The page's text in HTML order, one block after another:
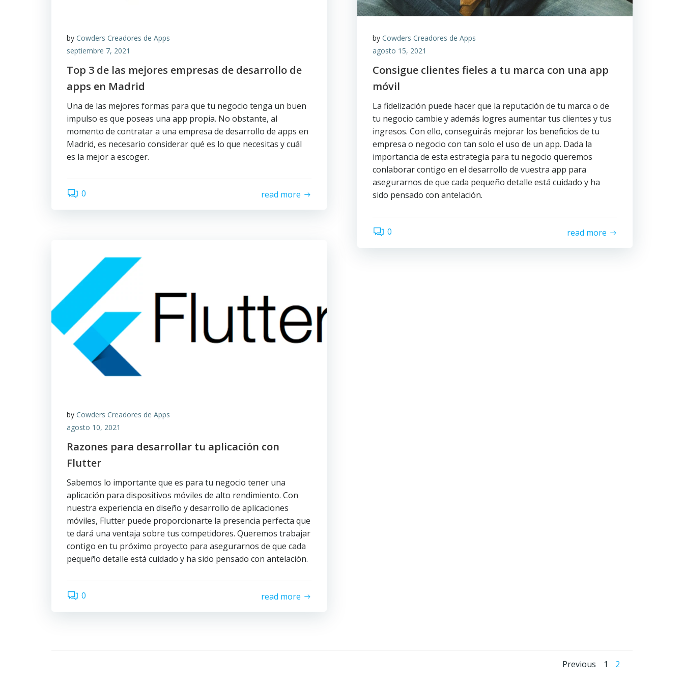
by Cowders Creadores de Apps
septiembre 7, 2021
Top 3 de las mejores empresas de desarrollo de
apps en Madrid
Una de las mejores formas para que tu negocio tenga un buen
impulso es que poseas una app propia. No obstante, al
momento de contratar a una empresa de desarrollo de apps en
Madrid, es necesario considerar qué es lo que necesitas y cuál
es la mejor a escoger.
0 read more
by Cowders Creadores de Apps
agosto 15, 2021
Consigue clientes fieles a tu marca con una app
móvil
La fidelización puede hacer que la reputación de tu marca o de
tu negocio cambie y además logres aumentar tus clientes y tus
ingresos. Con ello, conseguirás mejorar los beneficios de tu
empresa o negocio con tan solo el uso de un app. Dada la
importancia de esta estrategia para tu negocio queremos
conlaborar contigo en el desarrollo de vuestra app para
asegurarnos de que cada pequeño detalle está cuidado y ha
sido pensado con antelación.
0 read more
by Cowders Creadores de Apps
agosto 10, 2021
Razones para desarrollar tu aplicación con
Flutter
Sabemos lo importante que es para tu negocio tener una
aplicación para dispositivos móviles de alto rendimiento. Con
nuestra experiencia en diseño y desarrollo de aplicaciones
móviles, Flutter puede proporcionarte la presencia perfecta que
te dará una ventaja sobre tus competidores. Queremos trabajar
contigo en tu próximo proyecto para asegurarnos de que cada
pequeño detalle está cuidado y ha sido pensado con antelación.
0 read more
Navegación
Previous Página
1 Página
2